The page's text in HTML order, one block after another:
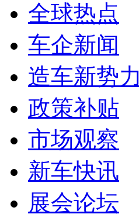
全球热点
车企新闻
造车新势力
政策补贴
市场观察
新车快讯
展会论坛